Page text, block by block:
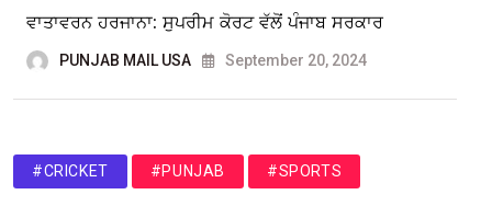
ਵਾਤਾਵਰਨ ਹਰਜਾਨਾ: ਸੁਪਰੀਮ ਕੋਰਟ ਵੱਲੋਂ ਪੰਜਾਬ ਸਰਕਾਰ
PUNJAB MAIL USA September 20, 2024
#CRICKET #PUNJAB #SPORTS